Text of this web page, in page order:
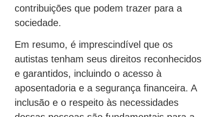
contribuições que podem trazer para a
sociedade.
Em resumo, é imprescindível que os
autistas tenham seus direitos reconhecidos
e garantidos, incluindo o acesso à
aposentadoria e a segurança financeira. A
inclusão e o respeito às necessidades